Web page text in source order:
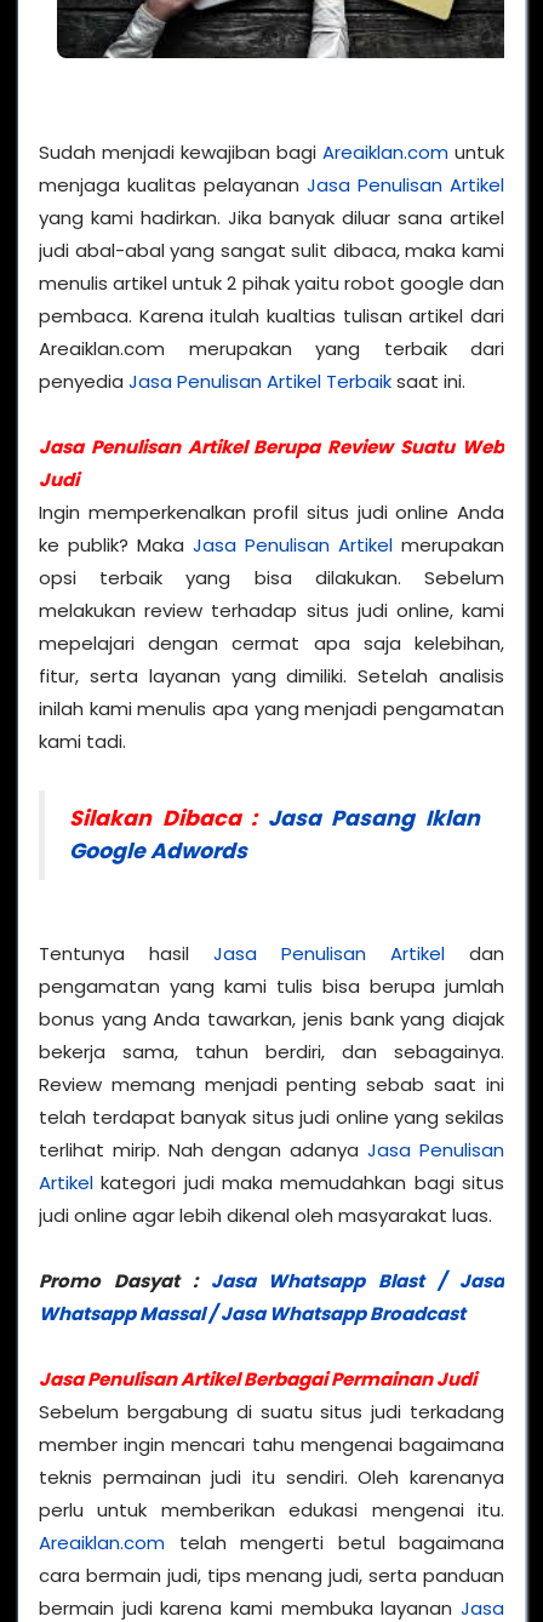
Sudah menjadi kewajiban bagi Areaiklan.com untuk
menjaga kualitas pelayanan Jasa Penulisan Artikel
yang kami hadirkan. Jika banyak diluar sana artikel
judi abal-abal yang sangat sulit dibaca, maka kami
menulis artikel untuk 2 pihak yaitu robot google dan
pembaca. Karena itulah kualtias tulisan artikel dari
Areaiklan.com merupakan yang terbaik dari
penyedia Jasa Penulisan Artikel Terbaiksaat ini.
Jasa Penulisan Artikel Berupa Review Suatu Web
Judi
Ingin memperkenalkan profil situs judi online Anda
ke publik? Maka Jasa Penulisan Artikel merupakan
opsi terbaik yang bisa dilakukan. Sebelum
melakukan review terhadap situs judi online, kami
mepelajari dengan cermat apa saja kelebihan,
fitur, serta layanan yang dimiliki. Setelah analisis
inilah kami menulis apa yang menjadi pengamatan
kami tadi.
Silakan Dibaca : Jasa Pasang Iklan
Google Adwords
Tentunya hasil Jasa Penulisan Artikel dan
pengamatan yang kami tulis bisa berupa jumlah
bonus yang Anda tawarkan, jenis bank yang diajak
bekerja sama, tahun berdiri, dan sebagainya.
Review memang menjadi penting sebab saat ini
telah terdapat banyak situs judi online yang sekilas
terlihat mirip. Nah dengan adanyaJasa Penulisan
Artikel kategori judi maka memudahkan bagi situs
judi online agar lebih dikenal oleh masyarakat luas.
Promo Dasyat : Jasa Whatsapp Blast / Jasa
Whatsapp Massal / Jasa Whatsapp Broadcast
Jasa Penulisan Artikel Berbagai Permainan Judi
Sebelum bergabung di suatu situs judi terkadang
member ingin mencari tahu mengenai bagaimana
teknis permainan judi itu sendiri. Oleh karenanya
perlu untuk memberikan edukasi mengenai itu.
Areaiklan.com telah mengerti betul bagaimana
cara bermain judi, tips menang judi, serta panduan
bermain judi karena kami membuka layanan Jasa